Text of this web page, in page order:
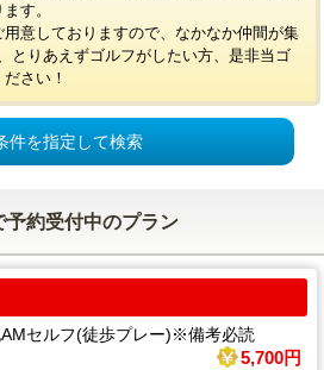
す。
意しておりますので、なかなか仲間が集
とりあえずゴルフがしたい方、是非当ゴ
さい！
件を指定して検索
予約受付中のプラン
セルフ(徒歩プレー)※備考必読
5,700円